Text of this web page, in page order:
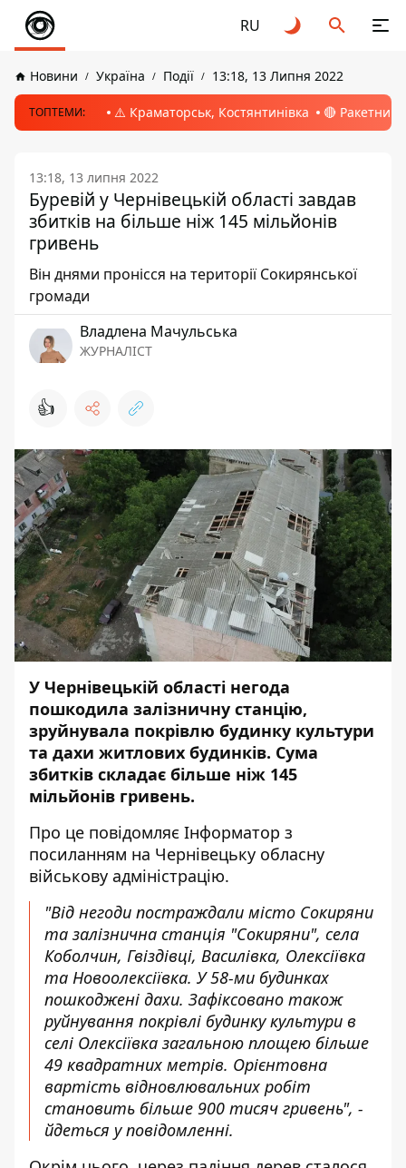
RU
Новини Україна Події 13:18, 13 Липня 2022
ТОПТЕМИ: ⚠️ Краматорськ, Костянтинівка 🔴 Ракетний
13:18, 13 липня 2022
Буревій у Чернівецькій області завдав
збитків на більше ніж 145 мільйонів
гривень
Він днями пронісся на території Сокирянської
громади
Владлена Мачульська
ЖУРНАЛІСТ
👍
У Чернівецькій області негода
пошкодила залізничну станцію,
зруйнувала покрівлю будинку культури
та дахи житлових будинків. Сума
збитків складає більше ніж 145
мільйонів гривень.
Про це повідомляє Інформатор з
посиланням на Чернівецьку обласну
військову адміністрацію.
"Від негоди постраждали місто Сокиряни
та залізнична станція "Сокиряни", села
Коболчин, Гвіздівці, Василівка, Олексіївка
та Новоолексіївка. У 58-ми будинках
пошкоджені дахи. Зафіксовано також
руйнування покрівлі будинку культури в
селі Олексіївка загальною площею більше
49 квадратних метрів. Орієнтовна
вартість відновлювальних робіт
становить більше 900 тисяч гривень", -
йдеться у повідомленні.